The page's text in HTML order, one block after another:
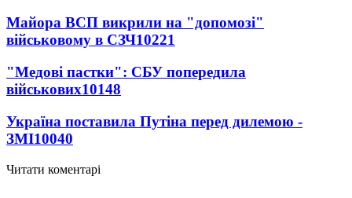
Майора ВСП викрили на "допомозі"
військовому в СЗЧ10221
"Медові пастки": СБУ попередила
військових10148
Україна поставила Путіна перед дилемою -
ЗМІ10040
Читати коментарі